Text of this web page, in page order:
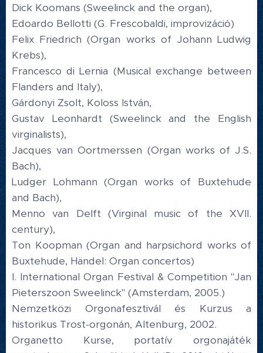
Dick Koomans (Sweelinck and the organ),
Edoardo Bellotti (G. Frescobaldi, improvizáció)
Felix Friedrich (Organ works of Johann Ludwig
Krebs),
Francesco di Lernia (Musical exchange between
Flanders and Italy),
Gárdonyi Zsolt, Koloss István,
Gustav Leonhardt (Sweelinck and the English
virginalists),
Jacques van Oortmerssen (Organ works of J.S.
Bach),
Ludger Lohmann (Organ works of Buxtehude
and Bach),
Menno van Delft (Virginal music of the XVII.
century),
Ton Koopman (Organ and harpsichord works of
Buxtehude, Händel: Organ concertos)
I. International Organ Festival & Competition "Jan
Pieterszoon Sweelinck" (Amsterdam, 2005.)
Nemzetközi Orgonafesztivál és Kurzus a
historikus Trost-orgonán, Altenburg, 2002.
Organetto Kurse, portatív orgonajáték